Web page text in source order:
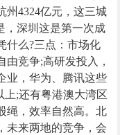
州4324亿元，这三城
，深圳这是第一次成
什么?三点：市场化
竞争;高研发投入，
业，华为、腾讯这些
上;还有粤港澳大湾区
绳，效率自然高。北
未来两地的竞争，会